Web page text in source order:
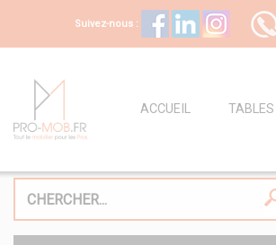
Suivez-nous :
ACCUEIL TABLES